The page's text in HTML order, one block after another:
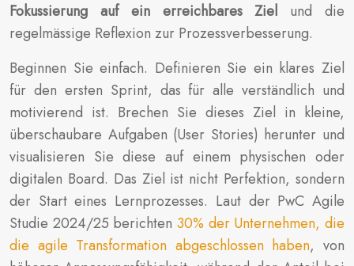
Fokussierung auf ein erreichbares Ziel und die
regelmässige Reflexion zur Prozessverbesserung.
Beginnen Sie einfach. Definieren Sie ein klares Ziel
für den ersten Sprint, das für alle verständlich und
motivierend ist. Brechen Sie dieses Ziel in kleine,
überschaubare Aufgaben (User Stories) herunter und
visualisieren Sie diese auf einem physischen oder
digitalen Board. Das Ziel ist nicht Perfektion, sondern
der Start eines Lernprozesses. Laut der PwC Agile
Studie 2024/25 berichten 30% der Unternehmen, die
die agile Transformation abgeschlossen haben, von